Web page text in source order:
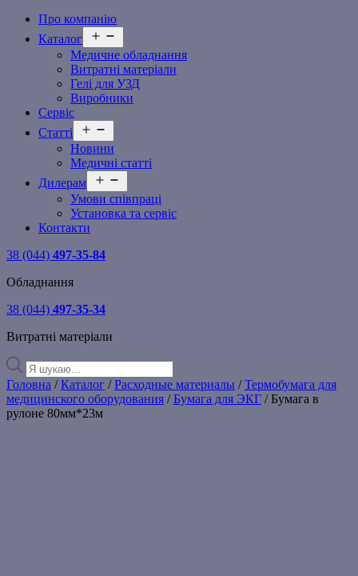
Про компанію
Каталог
меню
Медичне обладнання
Витратні матеріали
Гелі для УЗД
Виробники
Сервіс
Статті
меню
Новини
Медичні статті
Дилерам
меню
Умови співпраці
Установка та сервіс
Контакти
38 (044) 497-35-84
Обладнання
38 (044) 497-35-34
Витратні матеріали
Products
search
Головна /Каталог /Расходные материалы /Термобумага для
медицинского оборудования / Бумага для ЭКГ / Бумага в
рулоне 80мм*23м